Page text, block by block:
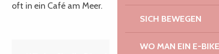
SICH BEWEGEN
WO MAN EIN E-
oft in ein Café am Meer.